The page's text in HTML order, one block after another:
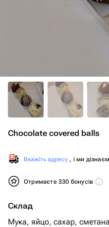
Chocolate covered balls
Вкажіть адресу , і ми
Отримаєте 330 бонусів
Склад
Мука, яйцо, сахар,